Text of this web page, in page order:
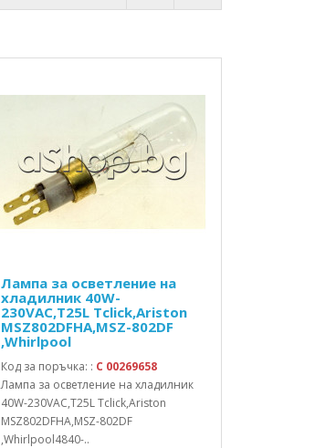
Лампа за осветление на
хладилник 40W-
230VAC,T25L Tclick,Ariston
MSZ802DFHA,MSZ-802DF
,Whirlpool
Код за поръчка: : C 00269658
Лампа за осветление на хладилник
40W-230VAC,T25L Tclick,Ariston
MSZ802DFHA,MSZ-802DF
,Whirlpool4840-..